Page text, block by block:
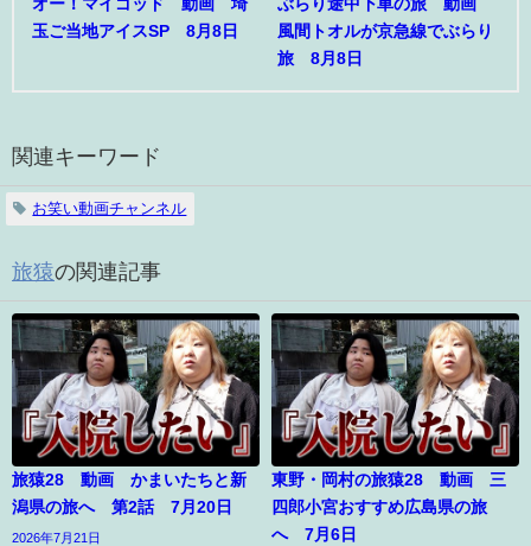
オー！マイゴッド 動画 埼
玉ご当地アイスSP 8月8日
ぶらり途中下車の旅 動画
風間トオルが京急線でぶらり
旅 8月8日
関連キーワード
お笑い動画チャンネル
旅猿の関連記事
旅猿28 動画 かまいたちと新
潟県の旅へ 第2話 7月20日
2026年7月21日
東野・岡村の旅猿28 動画 三
四郎小宮おすすめ広島県の旅
へ 7月6日